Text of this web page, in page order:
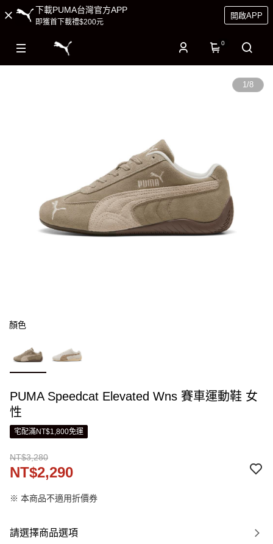
下載PUMA台灣官方APP
即獲首下載禮$200元
開啟APP
0
1/8
顏色
PUMA Speedcat Elevated Wns 賽車運動鞋 女
性
宅配滿NT$1,800免運
NT$3,280
NT$2,290
※ 本商品不適用折價券
請選擇商品選項